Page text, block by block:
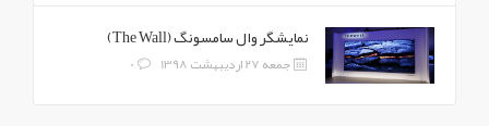
نمایشگر وال سامسونگ (The Wall)
جمعه 27 اردیبهشت 1398 0